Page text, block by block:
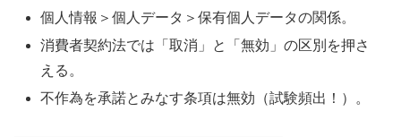
個人情報＞個人データ＞保有個人データの関係。
消費者契約法では「取消」と「無効」の区別を押さ
える。
不作為を承諾とみなす条項は無効（試験頻出！）。